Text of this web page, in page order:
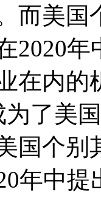
而美国
2020
在内的
了美
国个别
年中